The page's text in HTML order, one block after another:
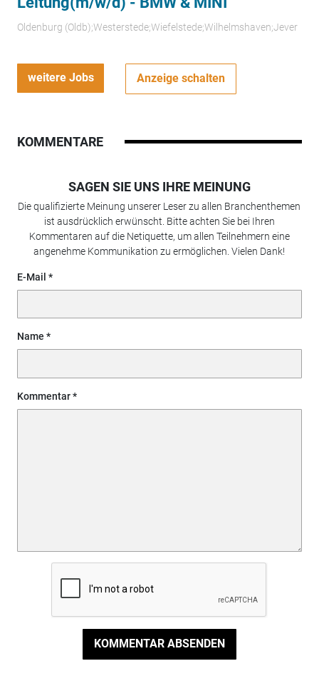
Oldenburg (Oldb);Westerstede;Wiefelstede;Wilhelmshaven;Jever
weitere Jobs Anzeige schalten
KOMMENTARE
SAGEN SIE UNS IHRE MEINUNG
Die qualifizierte Meinung unserer Leser zu allen Branchenthemen
ist ausdrücklich erwünscht. Bitte achten Sie bei Ihren
Kommentaren auf die Netiquette, um allen Teilnehmern eine
angenehme Kommunikation zu ermöglichen. Vielen Dank!
E-Mail
Name
Kommentar
KOMMENTAR ABSENDEN